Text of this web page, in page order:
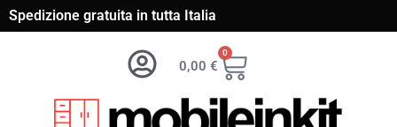
Spedizione gratuita in tutta Italia
0,00 €
0